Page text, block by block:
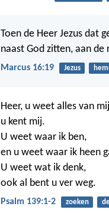
Toen de Heer Jezus dat
naast God zitten, aan de
Marcus 16:19 Jezus
Heer, u weet alles van
u kent mij.
U weet waar ik ben,
en u weet waar ik heen
U weet wat ik denk,
ook al bent u ver weg.
Psalm 139:1-2 zoeken